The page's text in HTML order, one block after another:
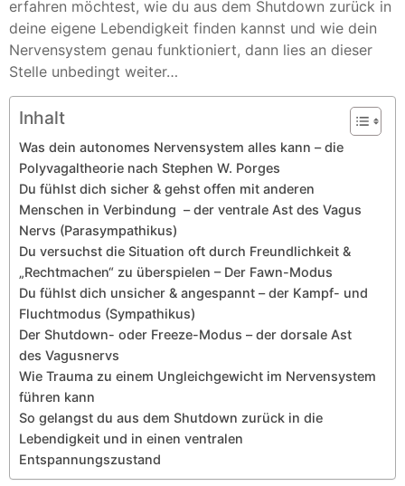
erfahren möchtest, wie du aus dem Shutdown zurück in
deine eigene Lebendigkeit finden kannst und wie dein
Nervensystem genau funktioniert, dann lies an dieser
Stelle unbedingt weiter…
Inhalt
Was dein autonomes Nervensystem alles kann – die
Polyvagaltheorie nach Stephen W. Porges
Du fühlst dich sicher & gehst offen mit anderen
Menschen in Verbindung – der ventrale Ast des Vagus
Nervs (Parasympathikus)
Du versuchst die Situation oft durch Freundlichkeit &
„Rechtmachen“ zu überspielen – Der Fawn-Modus
Du fühlst dich unsicher & angespannt – der Kampf- und
Fluchtmodus (Sympathikus)
Der Shutdown- oder Freeze-Modus – der dorsale Ast
des Vagusnervs
Wie Trauma zu einem Ungleichgewicht im Nervensystem
führen kann
So gelangst du aus dem Shutdown zurück in die
Lebendigkeit und in einen ventralen
Entspannungszustand